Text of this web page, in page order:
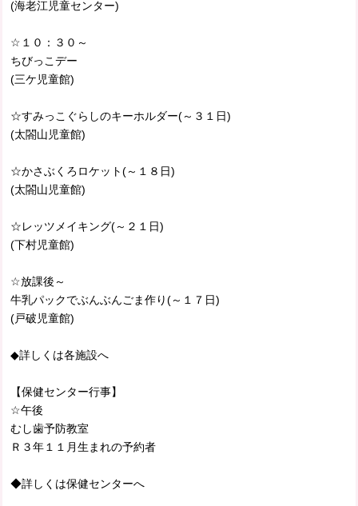
(海老江児童センター)
☆１０：３０～
ちびっこデー
(三ケ児童館)
☆すみっこぐらしのキーホルダー(～３１日)
(太閤山児童館)
☆かさぶくろロケット(～１８日)
(太閤山児童館)
☆レッツメイキング(～２１日)
(下村児童館)
☆放課後～
牛乳パックでぶんぶんごま作り(～１７日)
(戸破児童館)
◆詳しくは各施設へ
【保健センター行事】
☆午後
むし歯予防教室
Ｒ３年１１月生まれの予約者
◆詳しくは保健センターへ